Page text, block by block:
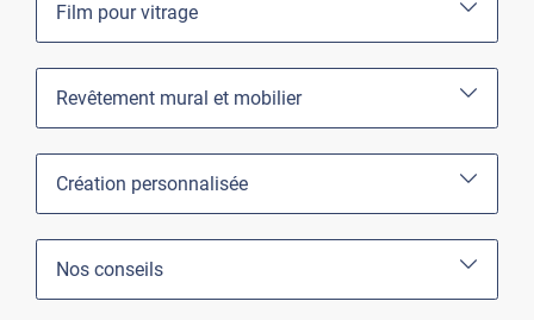
Film pour vitrage
Revêtement mural et mobilier
Création personnalisée
Nos conseils